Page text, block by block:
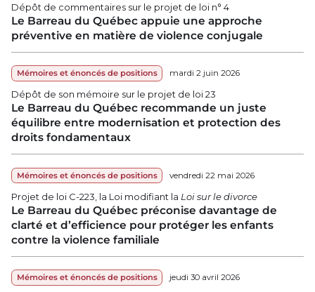
Dépôt de commentaires sur le projet de loi n° 4
Le Barreau du Québec appuie une approche
préventive en matière de violence conjugale
Mémoires et énoncés de positions mardi 2 juin 2026
Dépôt de son mémoire sur le projet de loi 23
Le Barreau du Québec recommande un juste
équilibre entre modernisation et protection des
droits fondamentaux
Mémoires et énoncés de positions vendredi 22 mai 2026
Projet de loi C-223, la Loi modifiant la Loi sur le divorce
Le Barreau du Québec préconise davantage de
clarté et d’efficience pour protéger les enfants
contre la violence familiale
Mémoires et énoncés de positions jeudi 30 avril 2026